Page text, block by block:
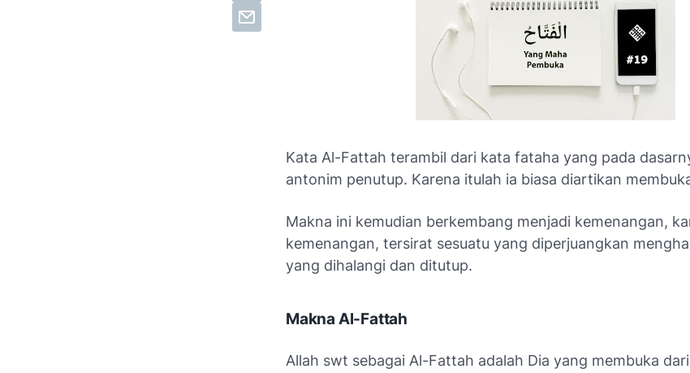
Kata Al-Fattah terambil dari kata fataha yang pada
antonim penutup. Karena itulah ia biasa diartikan
Makna ini kemudian berkembang menjadi kemenangan,
kemenangan, tersirat sesuatu yang diperjuangkan
yang dihalangi dan ditutup.
Makna Al-Fattah
Allah swt sebagai Al-Fattah adalah Dia yang membuka